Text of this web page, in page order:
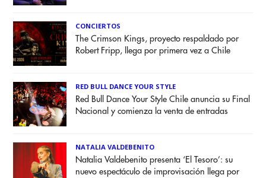
CONCIERTOS
The Crimson Kings, proyecto respaldado por
Robert Fripp, llega por primera vez a Chile
RED BULL DANCE YOUR STYLE
Red Bull Dance Your Style Chile anuncia su Final
Nacional y comienza la venta de entradas
NATALIA VALDEBENITO
Natalia Valdebenito presenta ‘El Tesoro’: su
nuevo espectáculo de improvisación llega por